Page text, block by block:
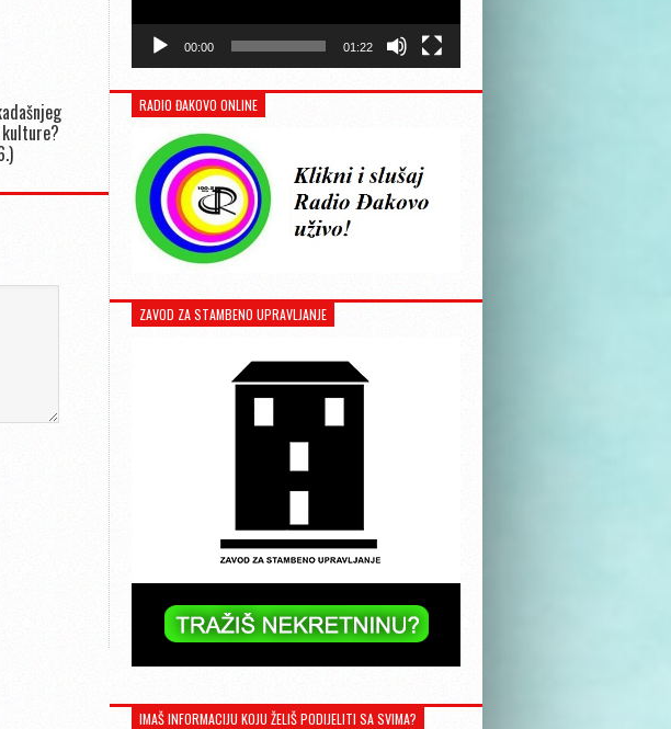
00:00 01:22
RADIO ĐAKOVO ONLINE
ZAVOD ZA STAMBENO UPRAVLJANJE
IMAŠ INFORMACIJU KOJU ŽELIŠ PODIJELITI SA SVIMA?